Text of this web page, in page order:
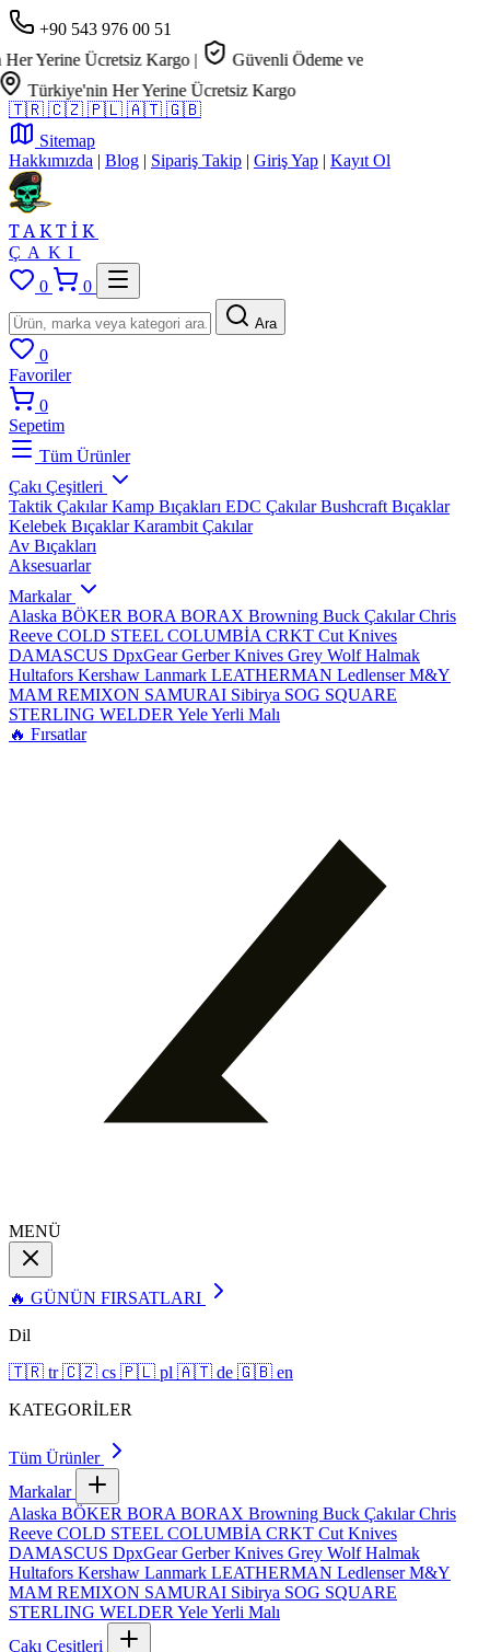
+90 543 976 00 51
Yerine Ücretsiz Kargo |
Güvenli Ödeme ve
Türkiye'nin Her Yerine Ücretsiz Kargo
🇹🇷 🇨🇿 🇵🇱 🇦🇹 🇬🇧
Sitemap
Hakkımızda | Blog | Sipariş Takip | Giriş Yap | Kayıt Ol
TAKTİK
ÇAKI
0
0
Ara
0
Favoriler
0
Sepetim
Tüm Ürünler
Çakı Çeşitleri
Taktik ÇakılarKamp Bıçakları EDC ÇakılarBushcraft Bıçaklar
Kelebek BıçaklarKarambit Çakılar
Av Bıçakları
Aksesuarlar
Markalar
Alaska BÖKER BORA BORAX Browning Buck ÇakılarChris
Reeve COLD STEEL COLUMBİA CRKT Cut Knives
DAMASCUS DpxGearGerber Knives Grey WolfHalmak
Hultafors Kershaw Lanmark LEATHERMAN LedlenserM&Y
MAM REMIXON SAMURAI Sibirya SOG SQUARE
STERLING WELDER YeleYerli Malı
🔥 Fırsatlar
MENÜ
🔥 GÜNÜN FIRSATLARI
Dil
🇹🇷 tr 🇨🇿 cs 🇵🇱 pl 🇦🇹 de 🇬🇧 en
KATEGORİLER
Tüm Ürünler
Markalar
Alaska BÖKER BORA BORAX Browning Buck ÇakılarChris
Reeve COLD STEEL COLUMBİA CRKT Cut Knives
DAMASCUS DpxGearGerber Knives Grey WolfHalmak
Hultafors Kershaw Lanmark LEATHERMAN LedlenserM&Y
MAM REMIXON SAMURAI Sibirya SOG SQUARE
STERLING WELDER YeleYerli Malı
Çakı Çeşitleri